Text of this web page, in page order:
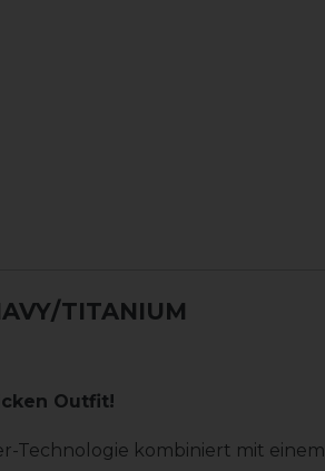
TITANIUM
Outfit!
Technologie kombiniert mit einem